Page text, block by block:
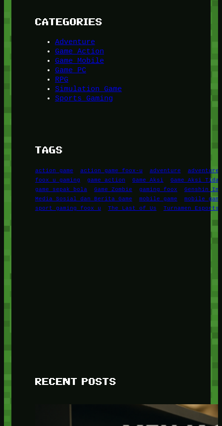
CATEGORIES
Adventure
Game Action
Game Mobile
Game PC
RPG
Simulation Game
Sports Gaming
TAGS
action game action game foox-u adventure
adventure
foox u gaming
game action Game Aksi
Game Aksi Tidak
game sepak bola
Game Zombie gaming foox
Genshin
Media Sosial dan Berita Game
mobile game
mobile
sport gaming foox u
The Last of Us Turnamen Esports
RECENT POSTS